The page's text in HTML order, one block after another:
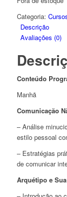
Categoria:
Descrição
Avaliações (0)
Conteúdo
Manhã
Comunicação
– Análise
estilo pessoal
– Estratégias
de comunicar
Arquétipo e